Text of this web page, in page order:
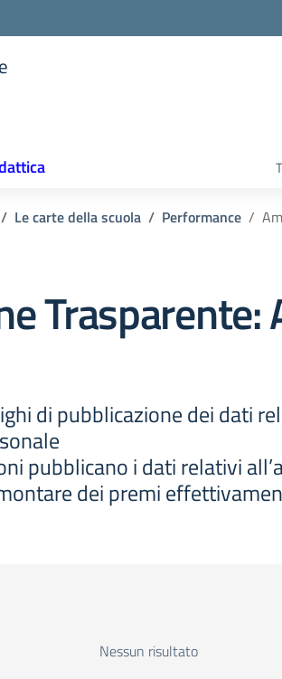
Le carte della scuola Performance
Trasparente:
di pubblicazione dei dati
pubblicano i dati relativi
dei premi
Nessun risultato